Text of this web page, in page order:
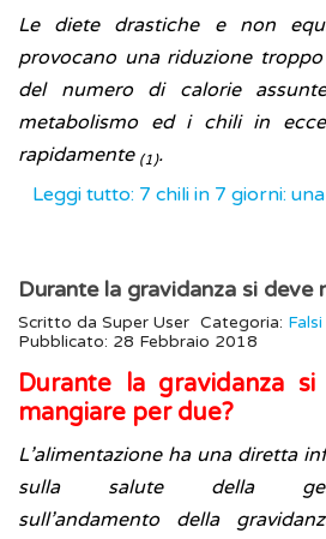
Le diete drastiche e non
provocano una riduzione
del numero di calorie
metabolismo ed i chili in
rapidamente (1).
Leggi tutto: 7 chili in 7 giorni:
Durante la gravidanza si deve
Scritto da Super User Categoria:
Pubblicato: 28 Febbraio 2018
Durante la gravidanza si
mangiare per due?
L’alimentazione ha una diretta
sulla salute della
sull’andamento della